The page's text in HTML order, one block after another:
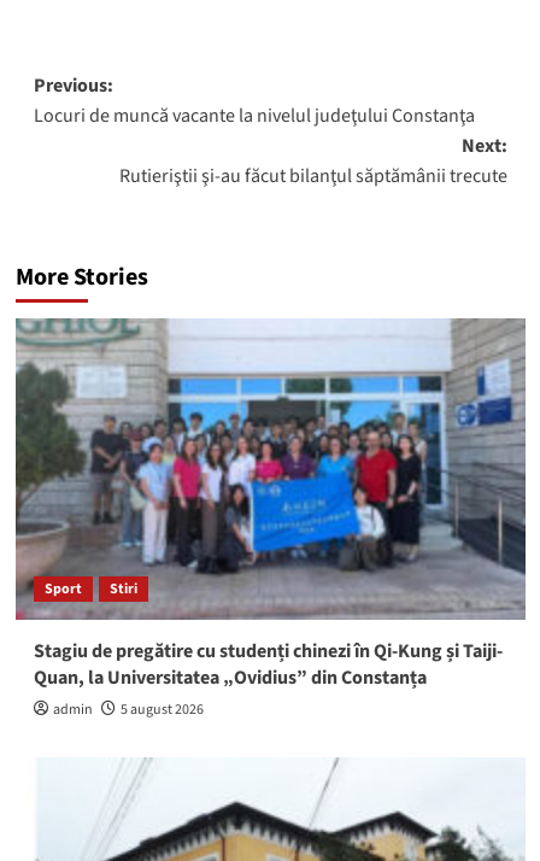
Post
navigation
Previous:
Locuri de muncă vacante la nivelul judeţului Constanţa
Next:
Rutieriştii şi-au făcut bilanţul săptămânii trecute
More Stories
Sport Stiri
Stagiu de pregătire cu studenți chinezi în Qi-Kung și Taiji-
Quan, la Universitatea „Ovidius” din Constanța
admin 5 august 2026